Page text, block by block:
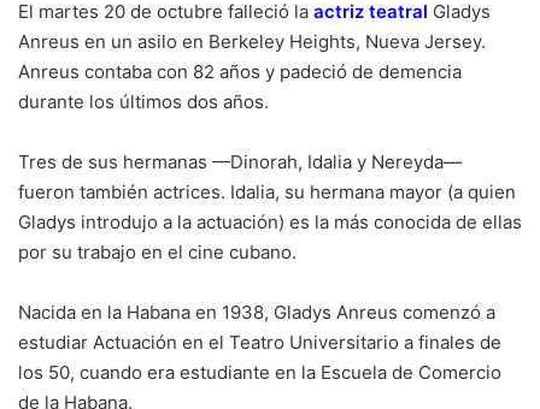
El martes 20 de octubre falleció la actriz teatral Gladys
Anreus en un asilo en Berkeley Heights, Nueva Jersey.
Anreus contaba con 82 años y padeció de demencia
durante los últimos dos años.
Tres de sus hermanas —Dinorah, Idalia y Nereyda—
fueron también actrices. Idalia, su hermana mayor (a quien
Gladys introdujo a la actuación) es la más conocida de ellas
por su trabajo en el cine cubano.
Nacida en la Habana en 1938, Gladys Anreus comenzó a
estudiar Actuación en el Teatro Universitario a finales de
los 50, cuando era estudiante en la Escuela de Comercio
de la Habana.